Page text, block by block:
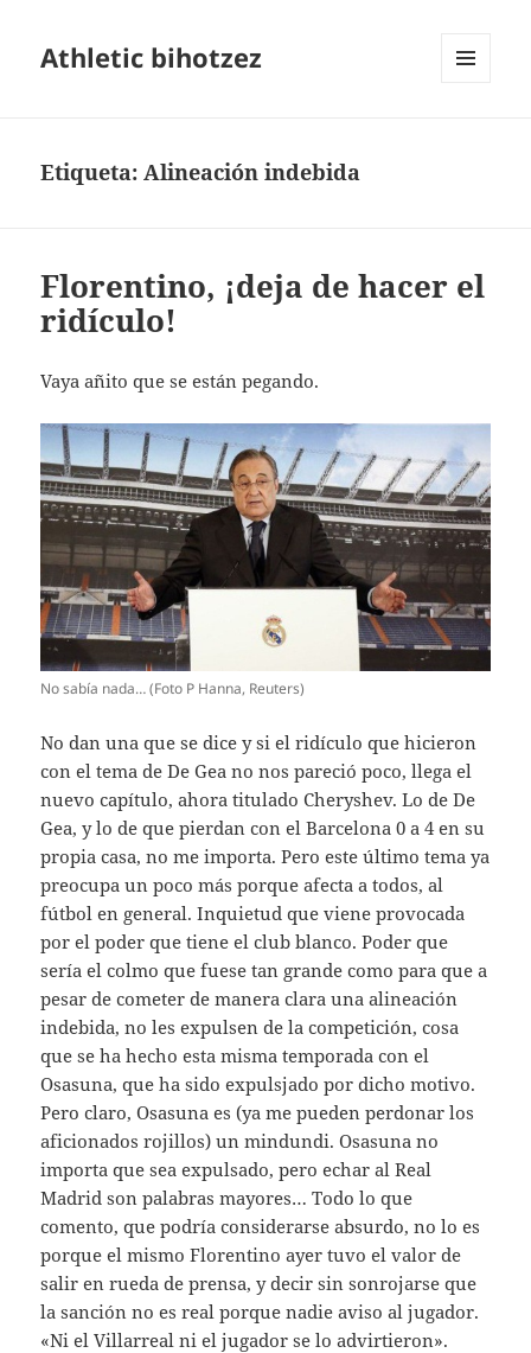
Athletic bihotzez
Etiqueta:Alineación indebida
Florentino, ¡deja de hacer el
ridículo!
Vaya añito que se están pegando.
No sabía nada… (Foto P Hanna, Reuters)
No dan una que se dice y si el ridículo que hicieron
con el tema de De Gea no nos pareció poco, llega el
nuevo capítulo, ahora titulado Cheryshev. Lo de De
Gea, y lo de que pierdan con el Barcelona 0 a 4 en su
propia casa, no me importa. Pero este último tema ya
preocupa un poco más porque afecta a todos, al
fútbol en general. Inquietud que viene provocada
por el poder que tiene el club blanco. Poder que
sería el colmo que fuese tan grande como para que a
pesar de cometer de manera clara una alineación
indebida, no les expulsen de la competición, cosa
que se ha hecho esta misma temporada con el
Osasuna, que ha sido expulsjado por dicho motivo.
Pero claro, Osasuna es (ya me pueden perdonar los
aficionados rojillos) un mindundi. Osasuna no
importa que sea expulsado, pero echar al Real
Madrid son palabras mayores… Todo lo que
comento, que podría considerarse absurdo, no lo es
porque el mismo Florentino ayer tuvo el valor de
salir en rueda de prensa, y decir sin sonrojarse que
la sanción no es real porque nadie aviso al jugador.
«Ni el Villarreal ni el jugador se lo advirtieron».